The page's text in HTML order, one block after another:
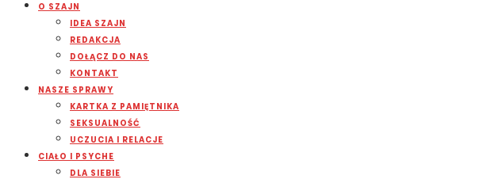
O SZAJN
IDEA SZAJN
REDAKCJA
DOŁĄCZ DO NAS
KONTAKT
NASZE SPRAWY
KARTKA Z PAMIĘTNIKA
SEKSUALNOŚĆ
UCZUCIA I RELACJE
CIAŁO I PSYCHE
DLA SIEBIE